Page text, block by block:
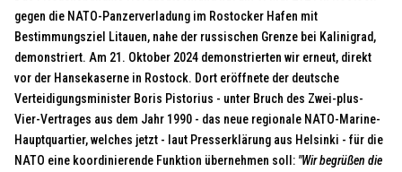
gegen die NATO-Panzerverladung im Rostocker Hafen mit
Bestimmungsziel Litauen, nahe der russischen Grenze bei Kalinigrad,
demonstriert. Am 21. Oktober 2024 demonstrierten wir erneut, direkt
vor der Hansekaserne in Rostock. Dort eröffnete der deutsche
Verteidigungsminister Boris Pistorius - unter Bruch des Zwei-plus-
Vier-Vertrages aus dem Jahr 1990 - das neue regionale NATO-Marine-
Hauptquartier, welches jetzt - laut Presserklärung aus Helsinki - für die
NATO eine koordinierende Funktion übernehmen soll: "Wir begrüßen die